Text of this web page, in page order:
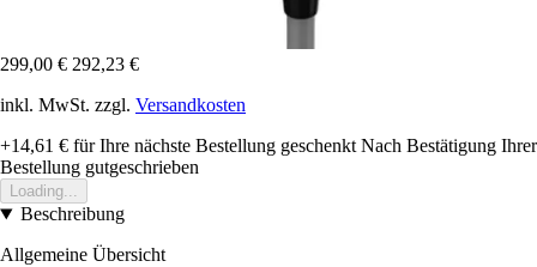
299,00 € 292,23 €
inkl. MwSt. zzgl. Versandkosten
+14,61 € für Ihre nächste Bestellung geschenkt Nach Bestätigung Ihrer
Bestellung gutgeschrieben
Loading...
Beschreibung
Allgemeine Übersicht